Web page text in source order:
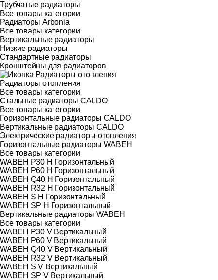
Трубчатые радиаторы
Все товары категории
Радиаторы Arbonia
Все товары категории
Вертикальные радиаторы
Низкие радиаторы
Стандартные радиаторы
Кронштейны для радиаторов
Радиаторы отопления
Все товары категории
Стальные радиаторы CALDO
Все товары категории
Горизонтальные радиаторы CALDO
Вертикальные радиаторы CALDO
Электрические радиаторы отопления
Горизонтальные радиаторы WABEH
Все товары категории
WABEH P30 H Горизонтальный
WABEH P60 H Горизонтальный
WABEH Q40 H Горизонтальный
WABEH R32 H Горизонтальный
WABEH S H Горизонтальный
WABEH SP H Горизонтальный
Вертикальные радиаторы WABEH
Все товары категории
WABEH P30 V Вертикальный
WABEH P60 V Вертикальный
WABEH Q40 V Вертикальный
WABEH R32 V Вертикальный
WABEH S V Вертикальный
WABEH SP V Вертикальный